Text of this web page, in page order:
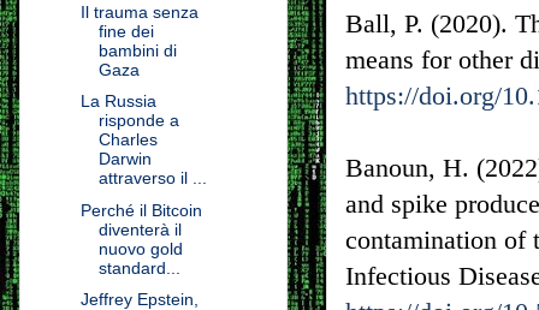
Ball, P. (2020).
means for other
https://doi.org/
Banoun, H.
and spike
contamination of
Infectious
Il trauma senza
fine dei
bambini di
Gaza
La Russia
risponde a
Charles
Darwin
attraverso il ...
Perché il Bitcoin
diventerà il
nuovo gold
standard...
Jeffrey Epstein,